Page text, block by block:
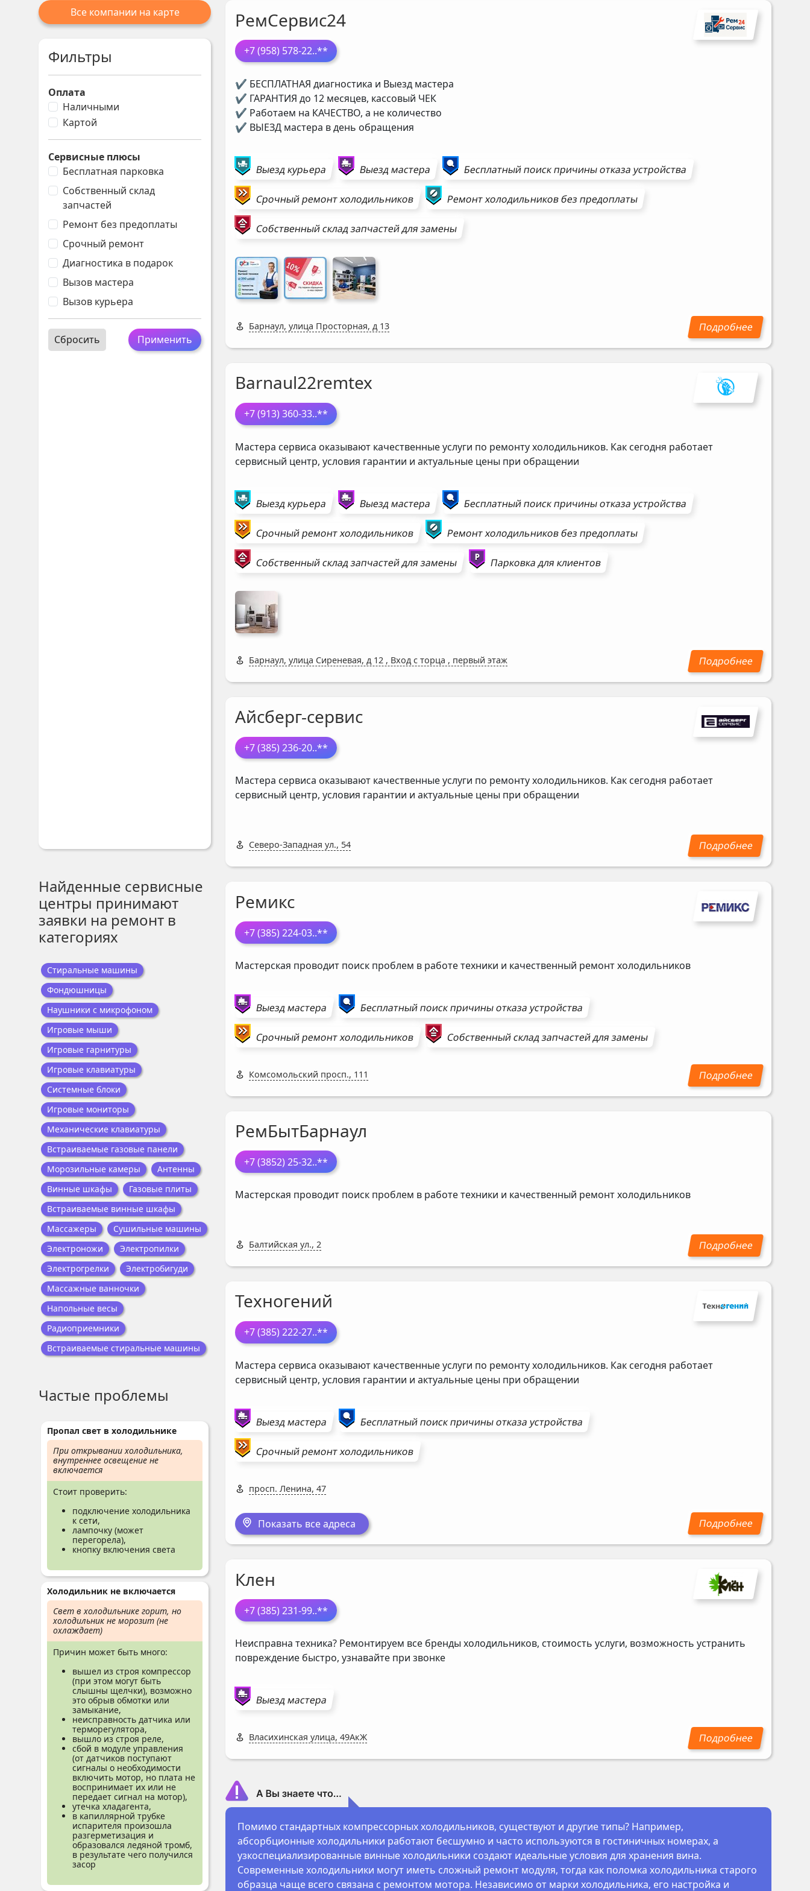
Все компании на карте
Фильтры
Оплата
Наличными
Картой
Сервисные плюсы
Бесплатная парковка
Собственный склад
запчастей
Ремонт без предоплаты
Срочный ремонт
Диагностика в подарок
Вызов мастера
Вызов курьера
Применить
Сбросить
Найденные сервисные
центры принимают
заявки на ремонт в
категориях
Стиральные машины
Фондюшницы
Наушники с микрофоном
Игровые мыши
Игровые гарнитуры
Игровые клавиатуры
Системные блоки
Игровые мониторы
Механические клавиатуры
Встраиваемые газовые панели
Морозильные камеры
Антенны
Винные шкафы
Газовые плиты
Встраиваемые винные шкафы
Массажеры
Сушильные машины
Электроножи
Электропилки
Электрогрелки
Электробигуди
Массажные ванночки
Напольные весы
Радиоприемники
Встраиваемые стиральные машины
Частые проблемы
Пропал свет в холодильнике
При открывании холодильника,
внутреннее освещение не
включается
Стоит проверить:
подключение холодильника
к сети,
лампочку (может
перегорела),
кнопку включения света
Холодильник не включается
Свет в холодильнике горит, но
холодильник не морозит (не
охлаждает)
Причин может быть много:
вышел из строя компрессор
(при этом могут быть
слышны щелчки), возможно
это обрыв обмотки или
замыкание,
неисправность датчика или
терморегулятора,
вышло из строя реле,
сбой в модуле управления
(от датчиков поступают
сигналы о необходимости
включить мотор, но плата не
воспринимает их или не
передает сигнал на мотор),
утечка хладагента,
в капиллярной трубке
испарителя произошла
разгерметизация и
образовался ледяной тромб,
в результате чего получился
засор
РемСервис24
+7 (958) 578-22..**
✔ БЕСПЛАТНАЯ диагностика и Выезд мастера
✔ ГАРАНТИЯ до 12 месяцев, кассовый ЧЕК
✔ Работаем на КАЧЕСТВО, а не количество
✔ ВЫЕЗД мастера в день обращения
Выезд курьера Выезд мастера Бесплатный поиск причины отказа устройства
Срочный ремонтхолодильников Ремонтхолодильниковбез предоплаты
Собственный склад запчастей для замены
Барнаул, улица Просторная, д 13
Barnaul22remtex
+7 (913) 360-33..**
Мастера сервиса оказывают качественные услуги по ремонту холодильников. Как сегодня работает
сервисный центр, условия гарантии и актуальные цены при обращении
Выезд курьера Выезд мастера Бесплатный поиск причины отказа устройства
Срочный ремонтхолодильников Ремонтхолодильниковбез предоплаты
Собственный склад запчастей для замены Парковка для клиентов
Барнаул, улица Сиреневая, д 12 , Вход с торца , первый этаж
Айсберг-сервис
+7 (385) 236-20..**
Мастера сервиса оказывают качественные услуги по ремонту холодильников. Как сегодня работает
сервисный центр, условия гарантии и актуальные цены при обращении
Северо-Западная ул., 54
Ремикс
+7 (385) 224-03..**
Мастерская проводит поиск проблем в работе техники и качественный ремонт холодильников
Выезд мастера Бесплатный поиск причины отказа устройства
Срочный ремонтхолодильников Собственный склад запчастей для замены
Комсомольский просп., 111
РемБытБарнаул
+7 (3852) 25-32..**
Мастерская проводит поиск проблем в работе техники и качественный ремонт холодильников
Балтийская ул., 2
Техногений
+7 (385) 222-27..**
Мастера сервиса оказывают качественные услуги по ремонту холодильников. Как сегодня работает
сервисный центр, условия гарантии и актуальные цены при обращении
Выезд мастера Бесплатный поиск причины отказа устройства
Срочный ремонтхолодильников
просп. Ленина, 47
Показать все адреса
Клен
+7 (385) 231-99..**
Неисправна техника? Ремонтируем все бренды холодильников, стоимость услуги, возможность устранить
повреждение быстро, узнавайте при звонке
Выезд мастера
Власихинская улица, 49АкЖ
Помимо стандартных компрессорных холодильников, существуют и другие типы? Например,
абсорбционные холодильники работают бесшумно и часто используются в гостиничных номерах, а
узкоспециализированные винные холодильники создают идеальные условия для хранения вина.
Современные холодильники могут иметь сложный ремонт модуля, тогда как поломка холодильника старого
образца чаще всего связана с ремонтом мотора. Независимо от марки холодильника, его настройка и